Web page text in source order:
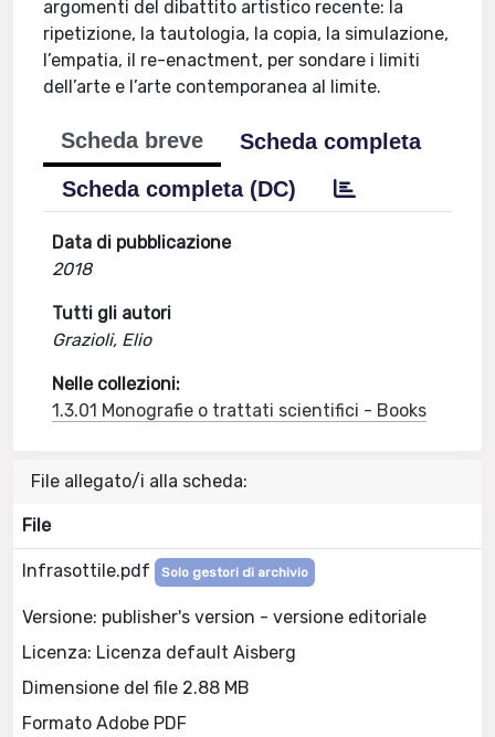
argomenti del dibattito artistico recente: la
ripetizione, la tautologia, la copia, la simulazione,
l’empatia, il re-enactment, per sondare i limiti
dell’arte e l’arte contemporanea al limite.
Scheda breve
Scheda completa
Scheda completa (DC)
Data di pubblicazione
2018
Tutti gli autori
Grazioli, Elio
Nelle collezioni:
1.3.01 Monografie o trattati scientifici - Books
File allegato/i alla scheda:
File
Infrasottile.pdf Solo gestori di archivio
Versione: publisher's version - versione editoriale
Licenza: Licenza default Aisberg
Dimensione del file 2.88 MB
Formato Adobe PDF